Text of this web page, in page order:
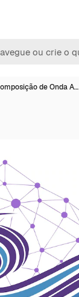
de Onda A…